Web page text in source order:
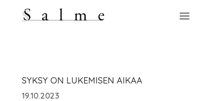
SYKSY ON LUKEMISEN AIKAA
19.10.2023